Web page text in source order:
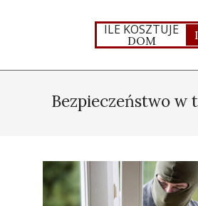
ILE KOSZTUJE
DOM
NavigationBezpieczeństwo w